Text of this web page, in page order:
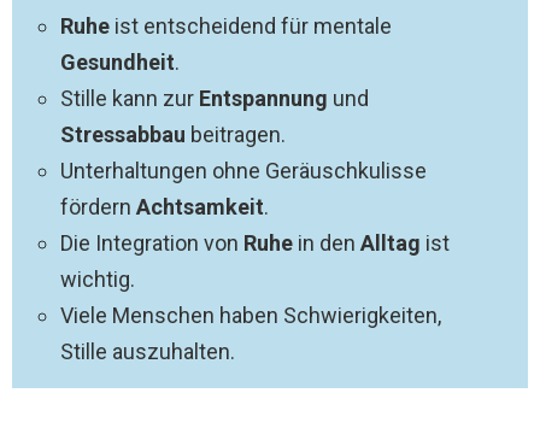
Ruhe ist entscheidend für mentale
Gesundheit.
Stille kann zur Entspannung und
Stressabbau beitragen.
Unterhaltungen ohne Geräuschkulisse
fördern Achtsamkeit.
Die Integration von Ruhe in den Alltag ist
wichtig.
Viele Menschen haben Schwierigkeiten,
Stille auszuhalten.